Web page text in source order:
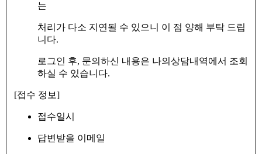
는
처리가 다소 지연될 수 있으니 이 점 양해 부탁 드립
니다.
로그인 후, 문의하신 내용은 나의상담내역에서 조회
하실 수 있습니다.
[접수 정보]
접수일시
답변받을 이메일